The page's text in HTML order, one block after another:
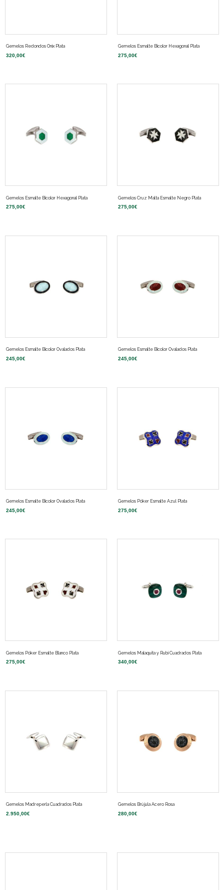
Gemelos Redondos Onix Plata
320,00€
Gemelos Esmalte Bicolor Hexagonal Plata
275,00€
Gemelos Esmalte Bicolor Hexagonal Plata
275,00€
Gemelos Cruz Malta Esmalte Negro Plata
275,00€
Gemelos Esmalte Bicolor Ovalados Plata
245,00€
Gemelos Esmalte Bicolor Ovalados Plata
245,00€
Gemelos Esmalte Bicolor Ovalados Plata
245,00€
Gemelos Póker Esmalte Azul Plata
275,00€
Gemelos Póker Esmalte Blanco Plata
275,00€
Gemelos Malaquita y Rubí Cuadrados Plata
340,00€
Gemelos Madreperla Cuadrados Plata
2.950,00€
Gemelos Brújula Acero Rosa
280,00€